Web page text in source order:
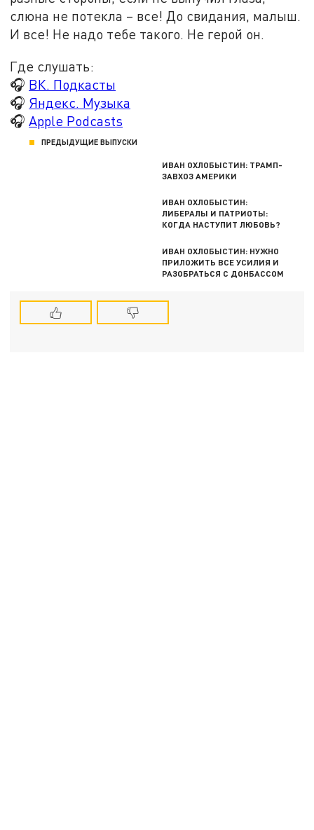
слюна не потекла – все! До свидания, малыш.
И все! Не надо тебе такого. Не герой он.
Где слушать:
🎧 ВК. Подкасты
🎧 Яндекс. Музыка
🎧 Apple Podcasts
ПРЕДЫДУЩИЕ ВЫПУСКИ
ИВАН ОХЛОБЫСТИН: ТРАМП-
ЗАВХОЗ АМЕРИКИ
ИВАН ОХЛОБЫСТИН:
ЛИБЕРАЛЫ И ПАТРИОТЫ:
КОГДА НАСТУПИТ ЛЮБОВЬ?
ИВАН ОХЛОБЫСТИН: НУЖНО
ПРИЛОЖИТЬ ВСЕ УСИЛИЯ И
РАЗОБРАТЬСЯ С ДОНБАССОМ